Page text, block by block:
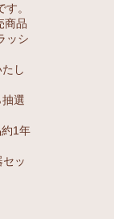
。
商品
ッシ
し
選
1年
ッ